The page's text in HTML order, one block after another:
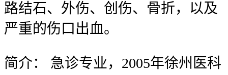
路结石、外伤、创伤、骨折，以及
严重的伤口出血。
简介：
急诊专业，2005年徐州医科